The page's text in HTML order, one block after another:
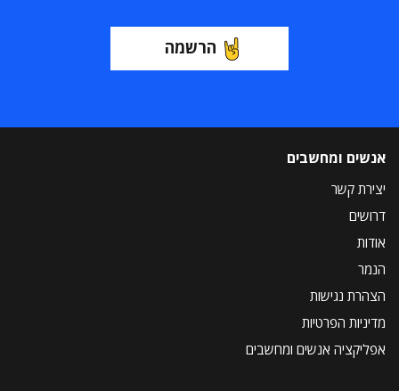
הרשמה
אנשים ומחשבים
יצירת קשר
דרושים
אודות
הנמר
הצהרת נגישות
מדיניות הפרטיות
אפליקציה אנשים ומחשבים